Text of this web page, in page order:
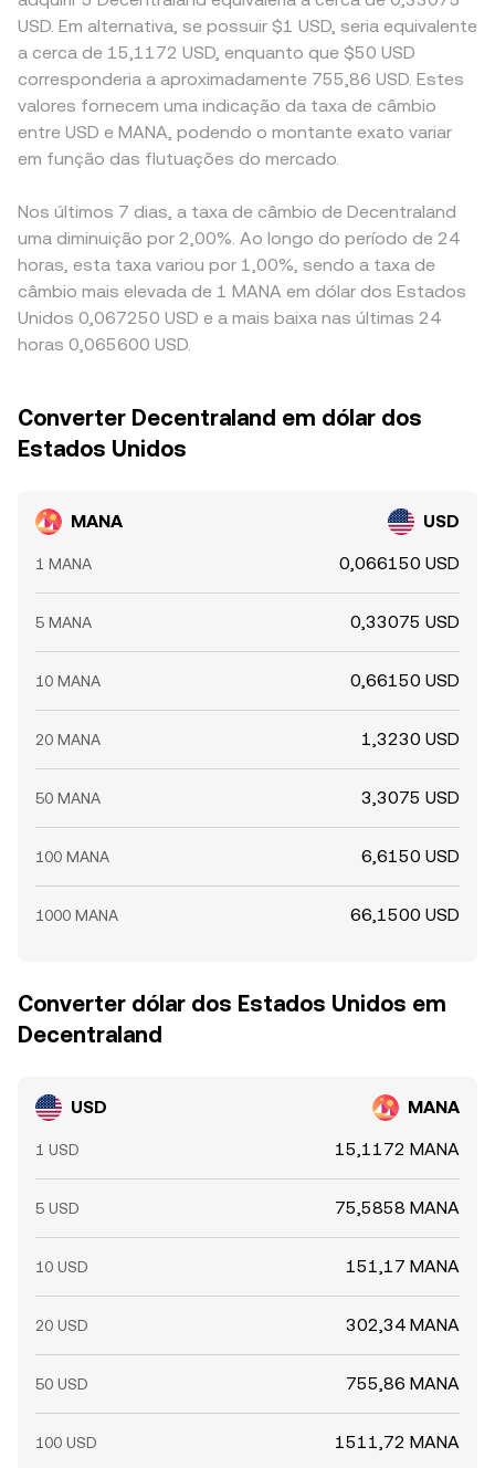
USD. Em alternativa, se possuir $1 USD, seria equivalente
a cerca de 15,1172 USD, enquanto que $50 USD
corresponderia a aproximadamente 755,86 USD. Estes
valores fornecem uma indicação da taxa de câmbio
entre USD e MANA, podendo o montante exato variar
em função das flutuações do mercado.
Nos últimos 7 dias, a taxa de câmbio de Decentraland
uma diminuição por 2,00%. Ao longo do período de 24
horas, esta taxa variou por 1,00%, sendo a taxa de
câmbio mais elevada de 1 MANA em dólar dos Estados
Unidos 0,067250 USD e a mais baixa nas últimas 24
horas 0,065600 USD.
Converter Decentraland em dólar dos
Estados Unidos
MANA USD
1 MANA 0,066150 USD
5 MANA 0,33075 USD
10 MANA 0,66150 USD
20 MANA 1,3230 USD
50 MANA 3,3075 USD
100 MANA 6,6150 USD
1000 MANA 66,1500 USD
Converter dólar dos Estados Unidos em
Decentraland
USD MANA
1 USD 15,1172 MANA
5 USD 75,5858 MANA
10 USD 151,17 MANA
20 USD 302,34 MANA
50 USD 755,86 MANA
100 USD 1511,72 MANA